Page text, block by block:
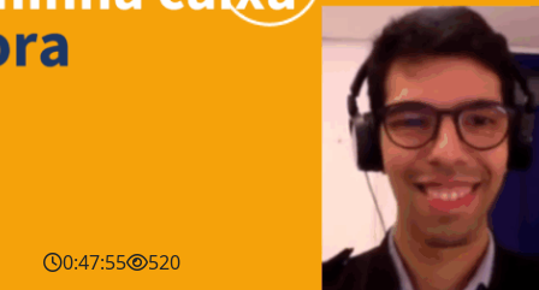
0:47:55 520